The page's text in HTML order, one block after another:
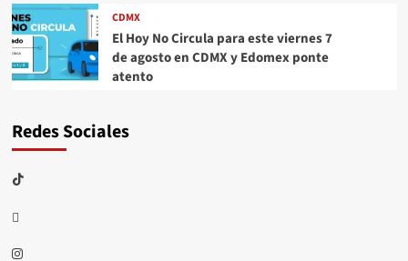
CDMX
El Hoy No Circula para este viernes 7
de agosto en CDMX y Edomex ponte
atento
Redes Sociales
TikTok
threads
Instagram